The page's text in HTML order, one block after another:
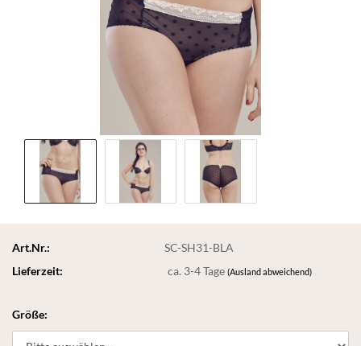
Art.Nr.:
SC-SH31-BLA
Lieferzeit:
ca. 3-4 Tage(Ausland abweichend)
Größe: